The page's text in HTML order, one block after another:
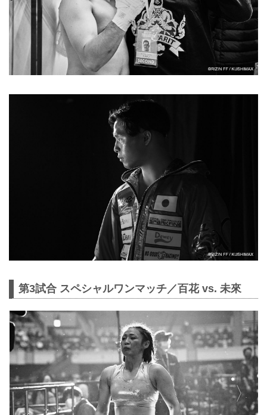
第3試合 スペシャルワンマッチ／百花 vs. 未來